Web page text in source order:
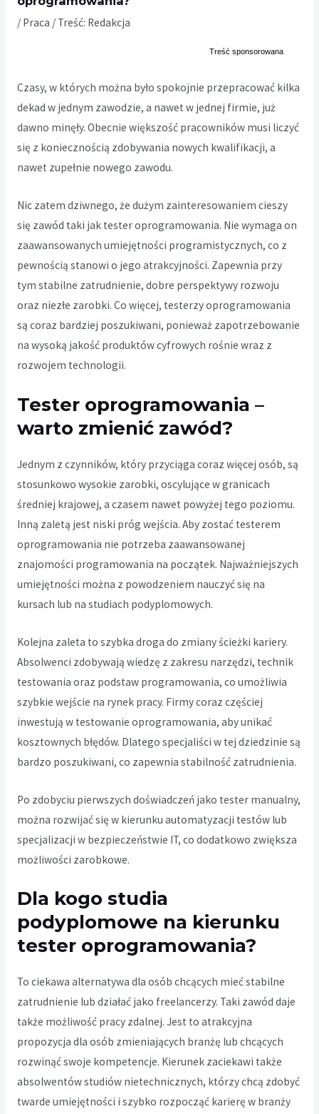
/ Praca / Treść: Redakcja
Czasy, w których można było spokojnie przepracować kilka
dekad w jednym zawodzie, a nawet w jednej firmie, już
dawno minęły. Obecnie większość pracowników musi liczyć
się z koniecznością zdobywania nowych kwalifikacji, a
nawet zupełnie nowego zawodu.
Nic zatem dziwnego, że dużym zainteresowaniem cieszy
się zawód taki jak tester oprogramowania. Nie wymaga on
zaawansowanych umiejętności programistycznych, co z
pewnością stanowi o jego atrakcyjności. Zapewnia przy
tym stabilne zatrudnienie, dobre perspektywy rozwoju
oraz niezłe zarobki. Co więcej, testerzy oprogramowania
są coraz bardziej poszukiwani, ponieważ zapotrzebowanie
na wysoką jakość produktów cyfrowych rośnie wraz z
rozwojem technologii.
Tester oprogramowania –
warto zmienić zawód?
Jednym z czynników, który przyciąga coraz więcej osób, są
stosunkowo wysokie zarobki, oscylujące w granicach
średniej krajowej, a czasem nawet powyżej tego poziomu.
Inną zaletą jest niski próg wejścia. Aby zostać testerem
oprogramowania nie potrzeba zaawansowanej
znajomości programowania na początek. Najważniejszych
umiejętności można z powodzeniem nauczyć się na
kursach lub na studiach podyplomowych.
Kolejna zaleta to szybka droga do zmiany ścieżki kariery.
Absolwenci zdobywają wiedzę z zakresu narzędzi, technik
testowania oraz podstaw programowania, co umożliwia
szybkie wejście na rynek pracy. Firmy coraz częściej
inwestują w testowanie oprogramowania, aby unikać
kosztownych błędów. Dlatego specjaliści w tej dziedzinie są
bardzo poszukiwani, co zapewnia stabilność zatrudnienia.
Po zdobyciu pierwszych doświadczeń jako tester manualny,
można rozwijać się w kierunku automatyzacji testów lub
specjalizacji w bezpieczeństwie IT, co dodatkowo zwiększa
możliwości zarobkowe.
Dla kogo studia
podyplomowe na kierunku
tester oprogramowania?
To ciekawa alternatywa dla osób chcących mieć stabilne
zatrudnienie lub działać jako freelancerzy. Taki zawód daje
także możliwość pracy zdalnej. Jest to atrakcyjna
propozycja dla osób zmieniających branżę lub chcących
rozwinąć swoje kompetencje. Kierunek zaciekawi także
absolwentów studiów nietechnicznych, którzy chcą zdobyć
twarde umiejętności i szybko rozpocząć karierę w branży